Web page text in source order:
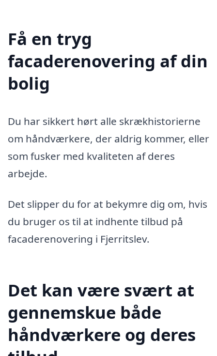
Få en tryg
facaderenovering af din
bolig
Du har sikkert hørt alle skrækhistorierne
om håndværkere, der aldrig kommer, eller
som fusker med kvaliteten af deres
arbejde.
Det slipper du for at bekymre dig om, hvis
du bruger os til at indhente tilbud på
facaderenovering i Fjerritslev.
Det kan være svært at
gennemskue både
håndværkere og deres